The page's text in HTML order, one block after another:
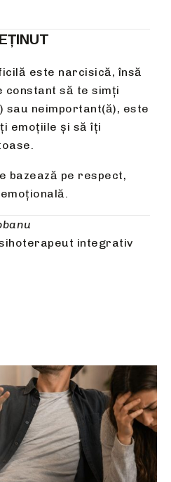
este narcisică, însă
constant să te simți
sau neimportant(ă), este
emoțiile și să îți
bazează pe respect,
integrativ